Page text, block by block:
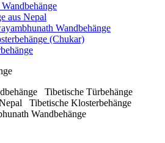
aus Nepal
Wandbehänge
(Chukar)
Tibetische Türbehänge
Tibetische Klosterbehänge
Wandbehänge